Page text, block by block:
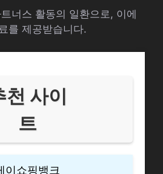
너스 활동의 일환으로, 이에
를 제공받습니다.
천 사이
트
이쇼핑뱅크